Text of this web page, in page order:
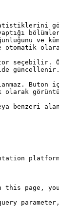
ve
seçebilir.
güncellenir.
olarak
benzeri
you